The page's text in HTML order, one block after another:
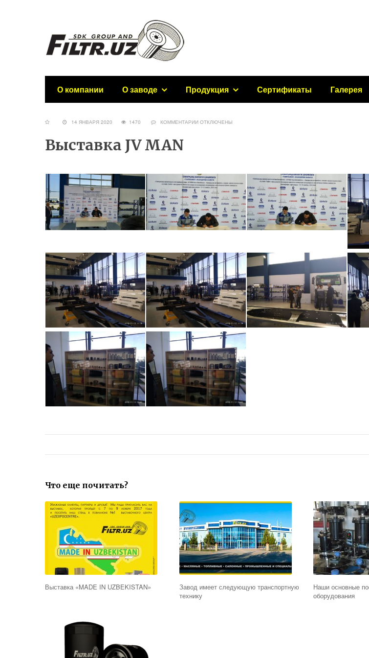
О компании О заводе Продукция Сертификаты Галерея
14 ЯНВАРЯ 2020 1470 КОММЕНТАРИИ ОТКЛЮЧЕНЫ
Выставка JV MAN
Что еще почитать?
Выставка «MADE IN UZBEKISTAN»
Завод имеет следующую транспортную
технику
Наши основные
оборудования